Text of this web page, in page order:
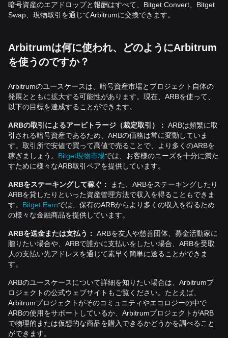
暗号資産のエアドロップと報酬はすべて、Bitget Convert、Bitget
Swap、現物取引を通じてArbitrumに交換できます。
Arbitrumは何に使われ、どのようにArbitrum
を使うのですか？
Arbitrumのユースケースは、暗号資産市場とプロジェクト自体の
発展とともに拡大する可能性があります。現在、ARBを使って、
以下の目標を達成することができます。
ARBの取引によるアービトラージ（裁定取引）： ARBは頻繁に取
引される暗号資産であるため、ARBの価格は常に変動していま
す。取引所で安値で買って高値で売ることで、より多くのARBを
稼ぎましょう。 Bitget現物市場では、お客様のニーズを十分に満た
すために様々なARB取引ペアを提供しています。
ARBをステーキングして稼ぐ：
また、ARBをステーキングしたり
ARBを貸したりといった資産管理方法で収入を得ることもできま
す。 Bitget Earnでは、保有のARBからより多くの収入を得るため
の様々な金融商品を提供しています。
ARBを送金または支払う： ARBを友人や慈善団体、募金活動家に
贈りたい場合や、ARBで誰かに支払いをしたい場合、ARBを受取
人の支払い先アドレスを通じて素早く簡単に送ることができま
す。
ARBのユースケースについて詳細を知りたい場合は、Arbitrumプ
ロジェクトの公式ウェブサイトもご覧ください。たとえば、
Arbitrumプロジェクトがそのコミュニティやエコロジーの中で
ARBの使用をサポートしているか、ArbitrumプロジェクトがARB
で物理的または仮想的な商品を購入できるかどうかを調べること
ができます。